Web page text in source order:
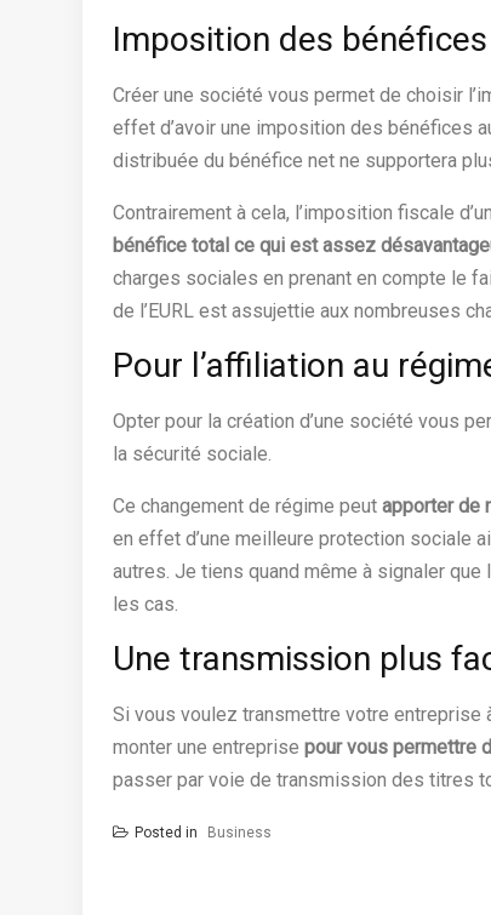
Imposition des
Créer une société vous permet de choisir
effet d’avoir une imposition des bénéfices
distribuée du bénéfice net ne supportera
Contrairement à cela, l’imposition fiscale
bénéfice total ce qui est assez
charges sociales en prenant en compte le
de l’EURL est assujettie aux nombreuses
Pour l’affiliation au
Opter pour la création d’une société vous
la sécurité sociale.
Ce changement de régime peut apporter de
en effet d’une meilleure protection sociale
autres. Je tiens quand même à signaler
les cas.
Une transmission plus
Si vous voulez transmettre votre entreprise
monter une entreprise pour vous permettre
passer par voie de transmission des titres
Posted in Business